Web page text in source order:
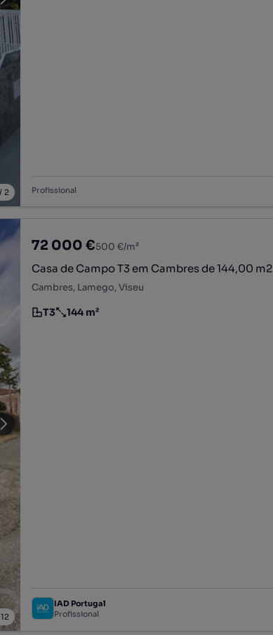
2 Profissional
12
72 000 €500 €/m²
Casa de Campo T3 em Cambres de 144,00 m2
Cambres, Lamego, Viseu
Tipologia
T3
Preço por metro quadrado
144 m²
IAD Portugal
Profissional